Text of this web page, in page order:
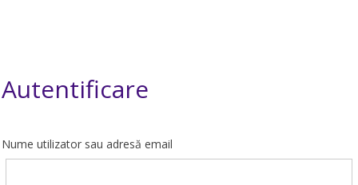
Autentificare
Nume utilizator sau adresă email